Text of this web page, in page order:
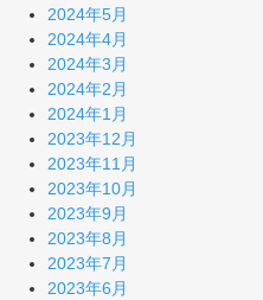
2024年5月
2024年4月
2024年3月
2024年2月
2024年1月
2023年12月
2023年11月
2023年10月
2023年9月
2023年8月
2023年7月
2023年6月